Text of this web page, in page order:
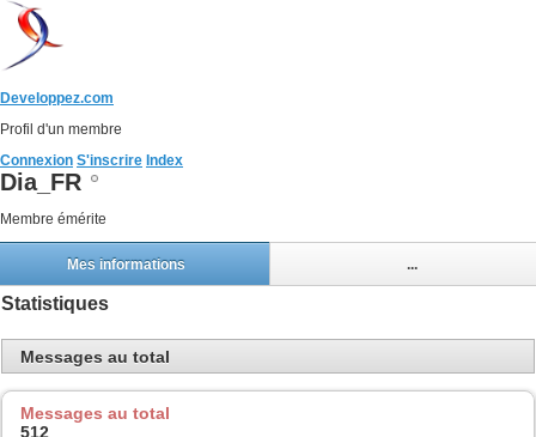
Developpez.com
Profil d'un membre
Connexion S'inscrire Index
Dia_FR
Membre émérite
Mes informations ...
Statistiques
Messages au total
Messages au total
512